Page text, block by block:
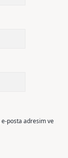
e-posta adresim ve